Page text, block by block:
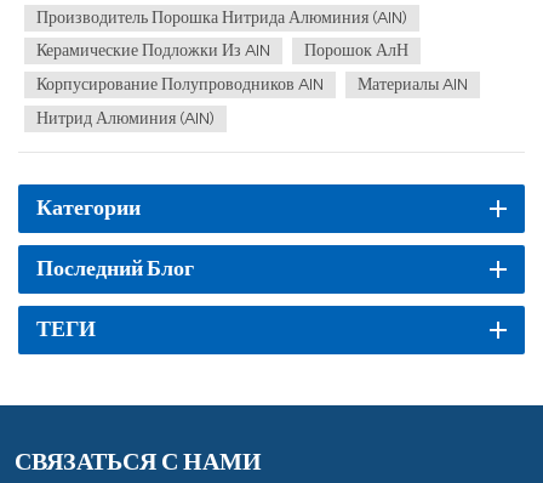
предъявляет более высокие требования к производительности
упаковочных подложек. К...
Производитель Порошка Нитрида Алюминия (AlN)
Керамические Подложки Из AlN
Порошок АлН
Корпусирование Полупроводников AlN
Материалы AlN
Нитрид Алюминия (AlN)
Категории
Последний Блог
ТЕГИ
СВЯЗАТЬСЯ С НАМИ